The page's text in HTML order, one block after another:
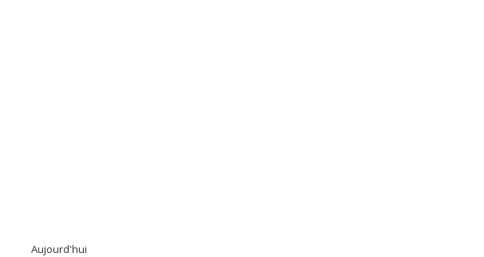
Aujourd'hui